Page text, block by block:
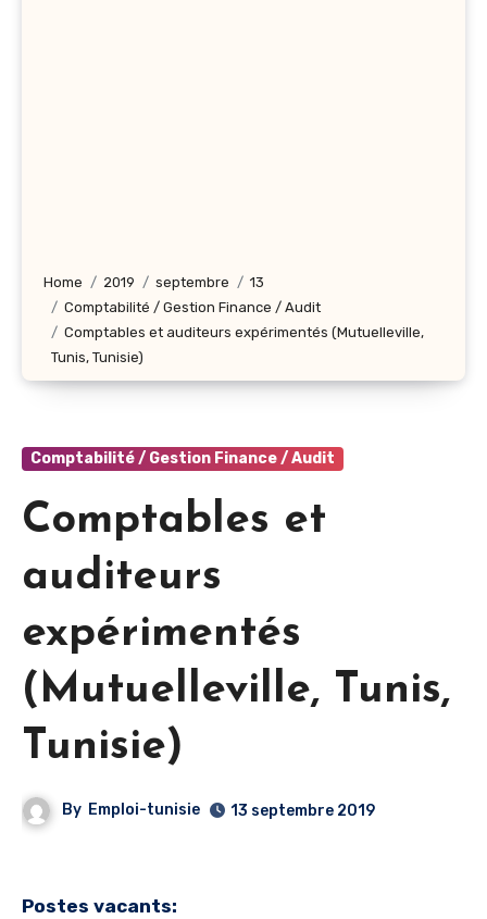
Home 2019 septembre
13
Comptabilité / Gestion Finance / Audit
Comptables et auditeurs expérimentés (Mutuelleville,
Tunis, Tunisie)
Comptabilité / Gestion Finance / Audit
Comptables et
auditeurs
expérimentés
(Mutuelleville, Tunis,
Tunisie)
By Emploi-tunisie 13 septembre 2019
Postes vacants: